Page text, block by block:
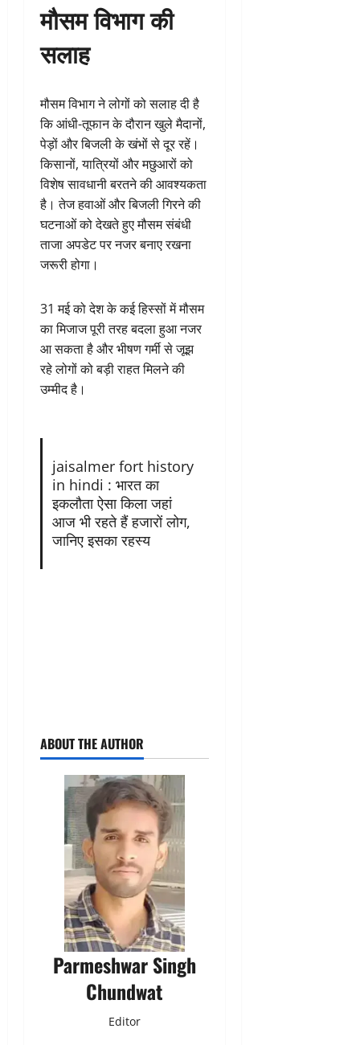
मौसम विभाग की
सलाह
मौसम विभाग ने लोगों को सलाह दी है
कि आंधी-तूफान के दौरान खुले मैदानों,
पेड़ों और बिजली के खंभों से दूर रहें।
किसानों, यात्रियों और मछुआरों को
विशेष सावधानी बरतने की आवश्यकता
है। तेज हवाओं और बिजली गिरने की
घटनाओं को देखते हुए मौसम संबंधी
ताजा अपडेट पर नजर बनाए रखना
जरूरी होगा।
31 मई को देश के कई हिस्सों में मौसम
का मिजाज पूरी तरह बदला हुआ नजर
आ सकता है और भीषण गर्मी से जूझ
रहे लोगों को बड़ी राहत मिलने की
उम्मीद है।
jaisalmer fort history
in hindi : भारत का
इकलौता ऐसा किला जहां
आज भी रहते हैं हजारों लोग,
जानिए इसका रहस्य
ABOUT THE AUTHOR
Parmeshwar Singh
Chundwat
Editor